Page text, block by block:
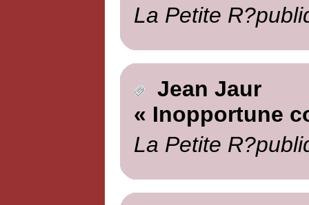
La Petite
Jean Jaur
« Inopportune
La Petite